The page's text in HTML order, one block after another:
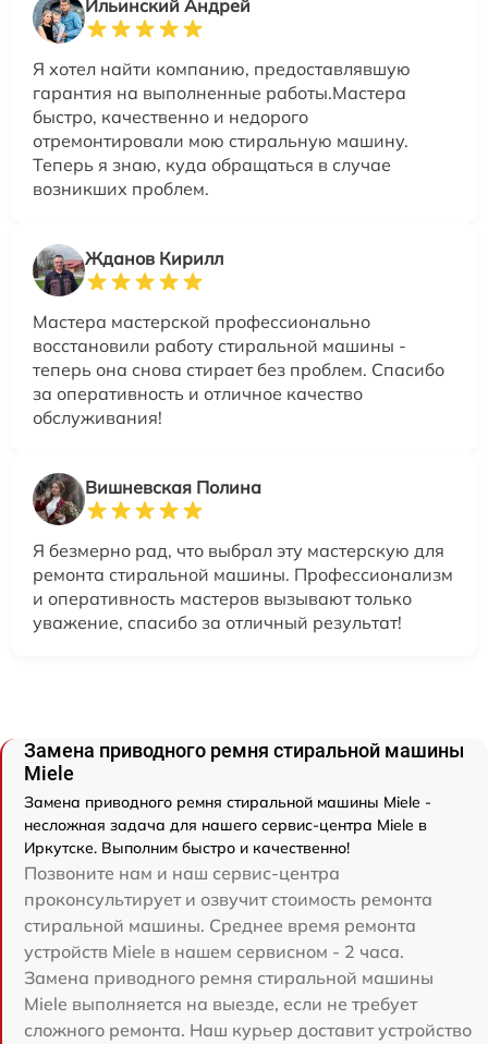
Ильинский Андрей
Я хотел найти компанию, предоставлявшую
гарантия на выполненные работы.Мастера
быстро, качественно и недорого
отремонтировали мою стиральную машину.
Теперь я знаю, куда обращаться в случае
возникших проблем.
Жданов Кирилл
Мастера мастерской профессионально
восстановили работу стиральной машины -
теперь она снова стирает без проблем. Спасибо
за оперативность и отличное качество
обслуживания!
Вишневская Полина
Я безмерно рад, что выбрал эту мастерскую для
ремонта стиральной машины. Профессионализм
и оперативность мастеров вызывают только
уважение, спасибо за отличный результат!
Замена приводного ремня стиральной машины
Miele
Замена приводного ремня стиральной машины Miele -
несложная задача для нашего сервис-центра Miele в
Иркутске. Выполним быстро и качественно!
Позвоните нам и наш сервис-центра
проконсультирует и озвучит стоимость ремонта
стиральной машины. Среднее время ремонта
устройств Miele в нашем сервисном - 2 часа.
Замена приводного ремня стиральной машины
Miele выполняется на выезде, если не требует
сложного ремонта. Наш курьер доставит устройство